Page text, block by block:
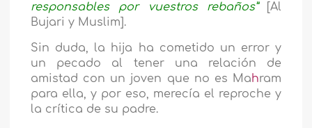
responsables por vuestros rebaños”[Al
Bujari y Muslim].
Sin duda, la hija ha cometido un error y
un pecado al tener una relación de
amistad con un joven que no es Mahram
para ella, y por eso, merecía el reproche y
la crítica de su padre.